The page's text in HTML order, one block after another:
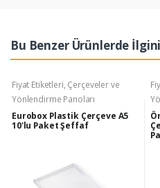
Bu Benzer Ürünlerde
Fiyat Etiketleri, Çerçeveler ve
Yönlendirme Panoları
Eurobox Plastik Çerçeve A5
10'lu Paket Şeffaf